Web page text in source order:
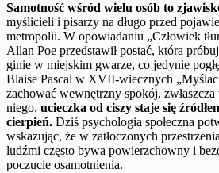
Samotność wśród wielu osób to
myślicieli i pisarzy na długo przed
metropolii. W opowiadaniu „Człowiek
Allan Poe przedstawił postać, która
ginie w miejskim gwarze, co jedynie
Blaise Pascal w XVII-wiecznych
zachować wewnętrzny spokój, zwłaszcza
niego, ucieczka od ciszy staje się
cierpień. Dziś psychologia społeczna
wskazując, że w zatłoczonych
ludźmi często bywa powierzchowny i
poczucie osamotnienia.